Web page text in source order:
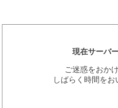
現在サーバ
ご迷惑をおか
しばらく時間を